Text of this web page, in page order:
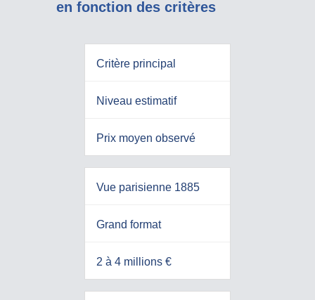
en fonction des critères
Critère principal
Niveau estimatif
Prix moyen observé
Vue parisienne 1885
Grand format
2 à 4 millions €